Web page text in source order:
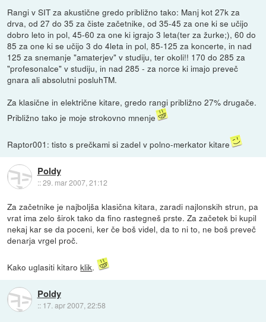
Rangi v SIT za akustične gredo približno tako: Manj kot 27k za
drva, od 27 do 35 za čiste začetnike, od 35-45 za one ki se učijo
dobro leto in pol, 45-60 za one ki igrajo 3 leta(ter za žurke;), 60 do
85 za one ki se učijo 3 do 4leta in pol, 85-125 za koncerte, in nad
125 za snemanje "amaterjev" v studiju, ter okoli!! 170 do 285 za
"profesonalce" v studiju, in nad 285 - za norce ki imajo preveč
gnara ali absolutni posluhTM.
Za klasične in električne kitare, gredo rangi približno 27% drugače.
Približno tako je moje strokovno mnenje
Raptor001: tisto s prečkami si zadel v polno-merkator kitare
Poldy
::29. mar 2007, 21:12
Za začetnike je najboljša klasična kitara, zaradi najlonskih strun, pa
vrat ima zelo širok tako da fino rastegneš prste. Za začetek bi kupil
nekaj kar se da poceni, ker če boš videl, da to ni to, ne boš preveč
denarja vrgel proč.
Kako uglasiti kitaroklik.
Poldy
:: 17. apr 2007, 22:58